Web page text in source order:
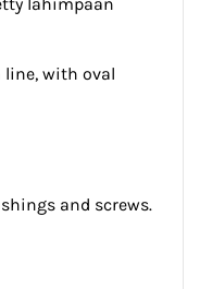
line, with oval
and screws.